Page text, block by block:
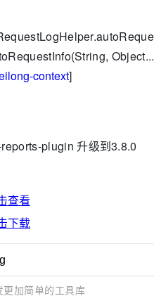
context]
plugin 升级到3.8.0
查看
下载
加简单的工具库